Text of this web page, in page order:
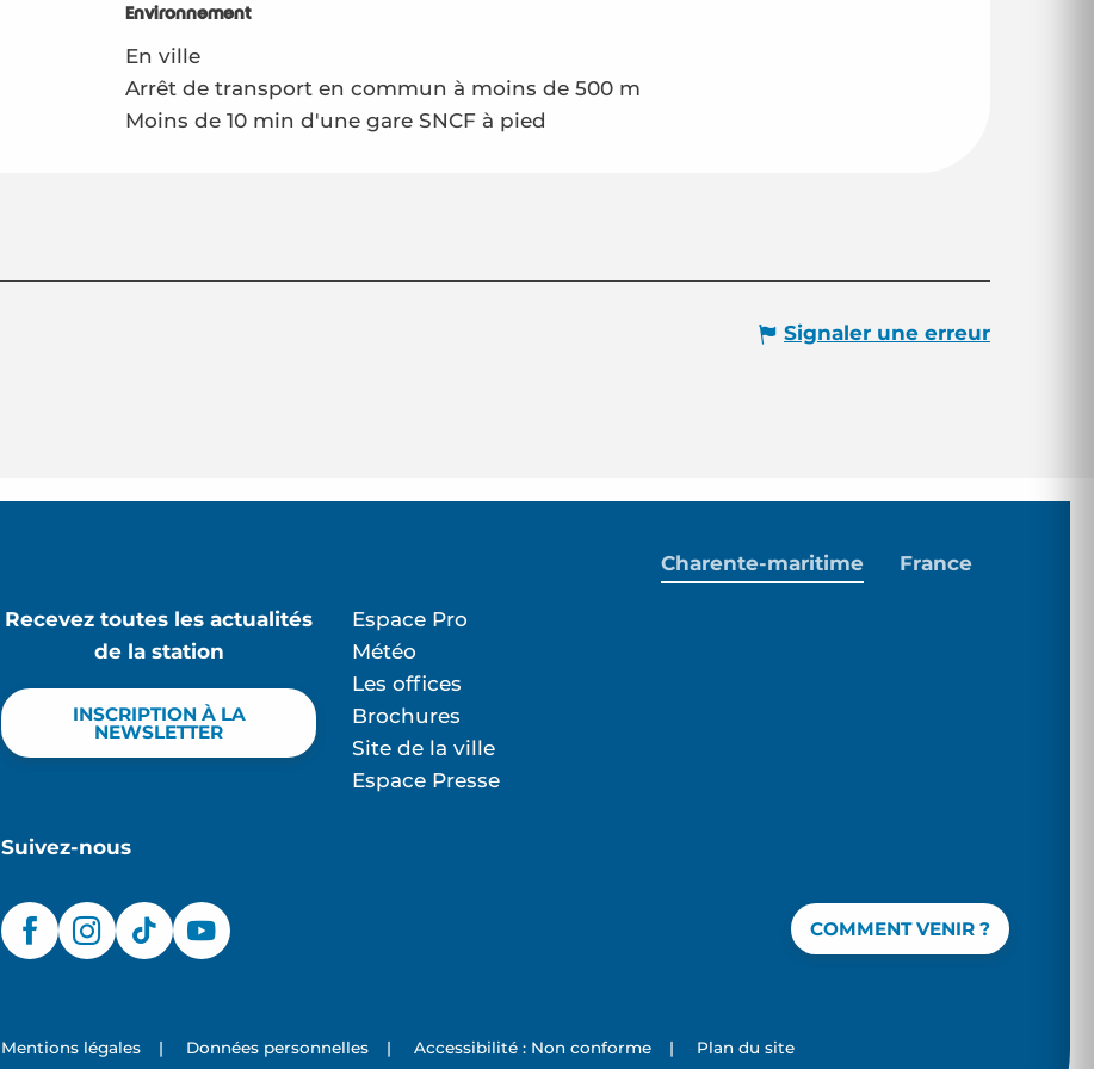
Environnement
Environnement
En ville
Arrêt de transport en commun à moins de 500 m
Moins de 10 min d'une gare SNCF à pied
Signaler une erreur
Recevez toutes les actualités
de la station
INSCRIPTION À LA
NEWSLETTER
Suivez-nous
Espace Pro
Météo
Les offices
Brochures
Site de la ville
Espace Presse
COMMENT VENIR ?
Charente-maritime France
Mentions légales | Données personnelles | Accessibilité : Non conforme | Plan du site